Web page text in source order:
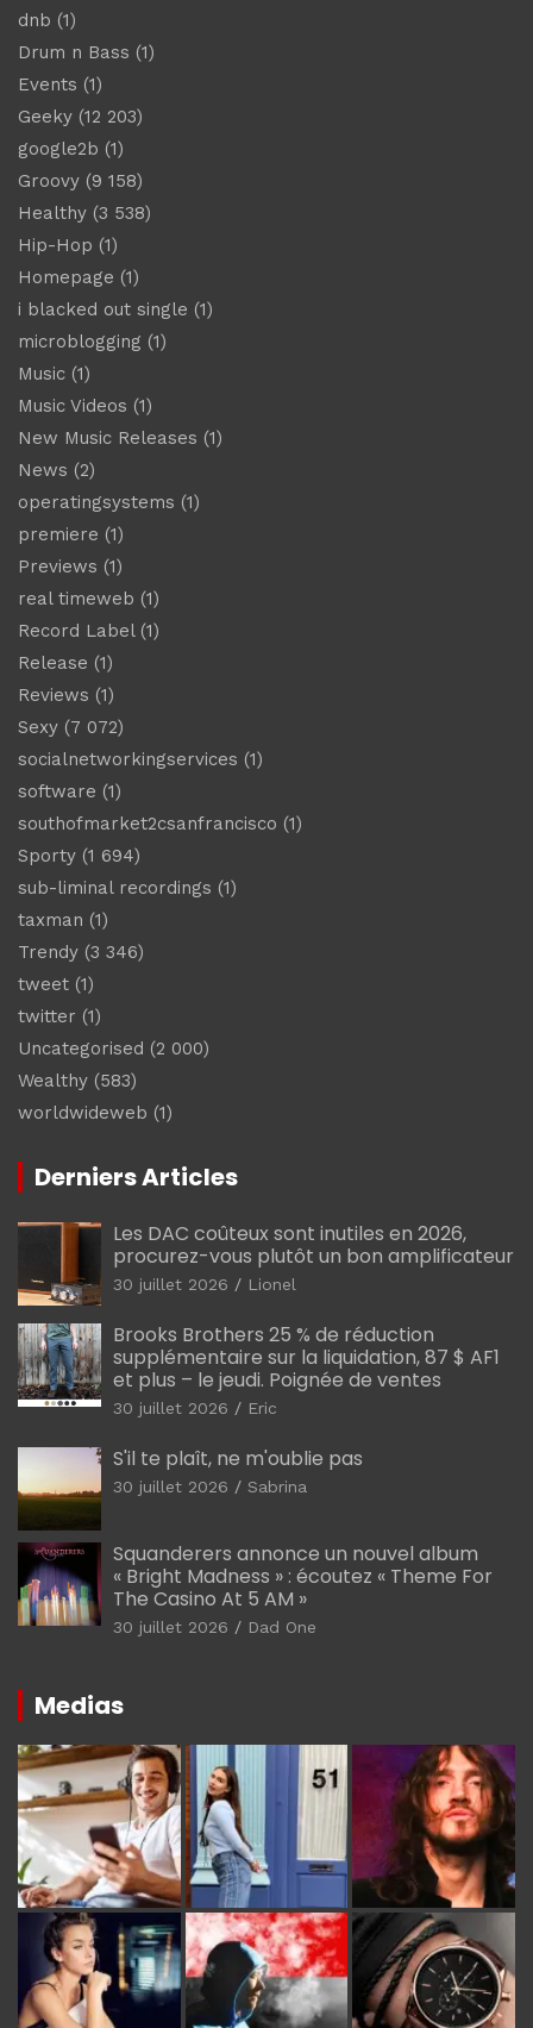
dnb (1)
Drum n Bass (1)
Events (1)
Geeky (12 203)
google2b (1)
Groovy (9 158)
Healthy (3 538)
Hip-Hop (1)
Homepage (1)
i blacked out single (1)
microblogging (1)
Music (1)
Music Videos (1)
New Music Releases (1)
News (2)
operatingsystems (1)
premiere (1)
Previews (1)
real timeweb (1)
Record Label(1)
Release (1)
Reviews (1)
Sexy (7 072)
socialnetworkingservices (1)
software (1)
southofmarket2csanfrancisco (1)
Sporty (1 694)
sub-liminal recordings (1)
taxman (1)
Trendy (3 346)
tweet (1)
twitter (1)
Uncategorised (2 000)
Wealthy (583)
worldwideweb (1)
Derniers Articles
Les DAC coûteux sont inutiles en 2026,
procurez-vous plutôt un bon amplificateur
30 juillet 2026 Lionel
Brooks Brothers 25 % de réduction
supplémentaire sur la liquidation, 87 $ AF1
et plus – le jeudi. Poignée de ventes
30 juillet 2026 Eric
S'il te plaît, ne m'oublie pas
30 juillet 2026 Sabrina
Squanderers annonce un nouvel album
« Bright Madness » : écoutez « Theme For
The Casino At 5 AM »
30 juillet 2026 Dad One
Medias